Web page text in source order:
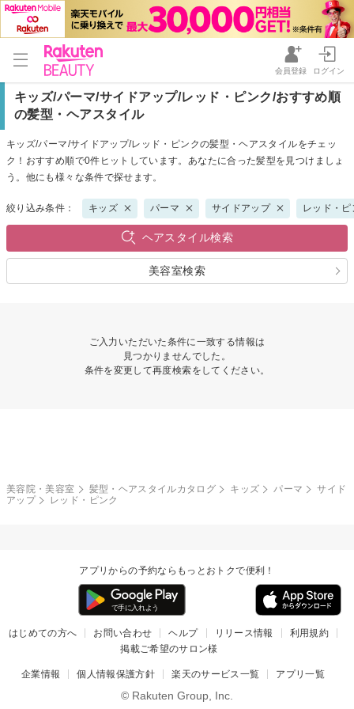
会員登録 ログイン
キッズ/パーマ/サイドアップ/レッド・ピンク/おすすめ順
の髪型・ヘアスタイル
キッズ/パーマ/サイドアップ/レッド・ピンクの髪型・ヘアスタイルをチェッ
ク！おすすめ順で0件ヒットしています。あなたに合った髪型を見つけましょ
う。他にも様々な条件で探せます。
絞り込み条件： キッズ パーマ サイドアップ レッド・ピ
ヘアスタイル検索
美容室検索
ご入力いただいた条件に一致する情報は
見つかりませんでした。
条件を変更して再度検索をしてください。
美容院・美容室 髪型・ヘアスタイルカタログ キッズ パーマ
サイド
アップ
レッド・ピンク
アプリからの予約ならもっとおトクで便利！
はじめての方へ お問い合わせ ヘルプ リリース情報
利用規約
掲載ご希望のサロン様
企業情報 個人情報保護方針 楽天のサービス一覧 アプリ一覧
© Rakuten Group, Inc.